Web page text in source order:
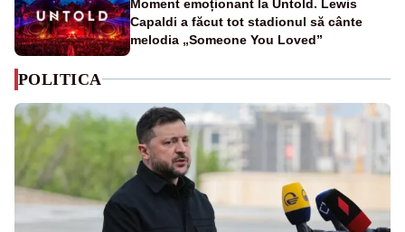
Moment emoționant la Untold. Lewis
Capaldi a făcut tot stadionul să cânte
melodia „Someone You Loved”
POLITICA